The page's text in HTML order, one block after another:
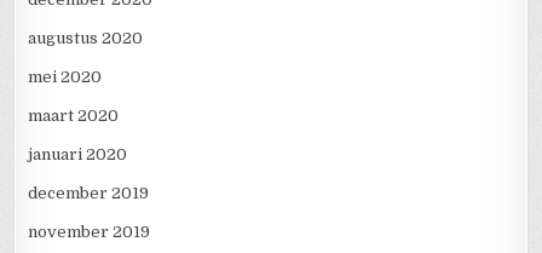
augustus 2020
mei 2020
maart 2020
januari 2020
december 2019
november 2019